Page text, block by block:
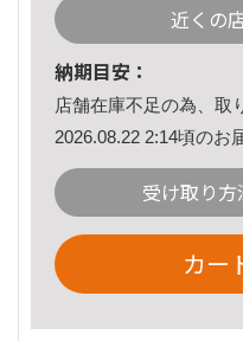
近くの
納期目安：
店舗在庫不足の為、取
2026.08.22 2:14頃のお
受け取り
カー